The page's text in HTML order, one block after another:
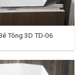
Tông 3D TD-06